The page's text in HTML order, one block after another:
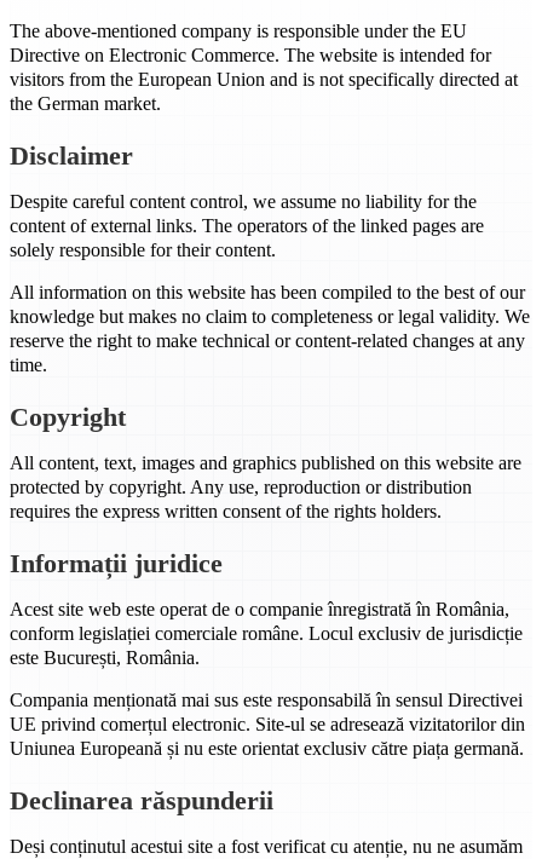
The above-mentioned company is responsible under the EU
Directive on Electronic Commerce. The website is intended for
visitors from the European Union and is not specifically directed at
the German market.
Disclaimer
Despite careful content control, we assume no liability for the
content of external links. The operators of the linked pages are
solely responsible for their content.
All information on this website has been compiled to the best of our
knowledge but makes no claim to completeness or legal validity. We
reserve the right to make technical or content-related changes at any
time.
Copyright
All content, text, images and graphics published on this website are
protected by copyright. Any use, reproduction or distribution
requires the express written consent of the rights holders.
Informații juridice
Acest site web este operat de o companie înregistrată în România,
conform legislației comerciale române. Locul exclusiv de jurisdicție
este București, România.
Compania menționată mai sus este responsabilă în sensul Directivei
UE privind comerțul electronic. Site-ul se adresează vizitatorilor din
Uniunea Europeană și nu este orientat exclusiv către piața germană.
Declinarea răspunderii
Deși conținutul acestui site a fost verificat cu atenție, nu ne asumăm